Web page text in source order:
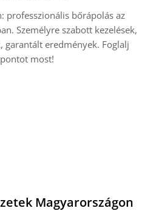
professzionális bőrápolás az
Személyre szabott kezelések,
garantált eredmények. Foglalj
most!
Magyarországon